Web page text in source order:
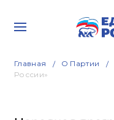
Главная О Партии
России»